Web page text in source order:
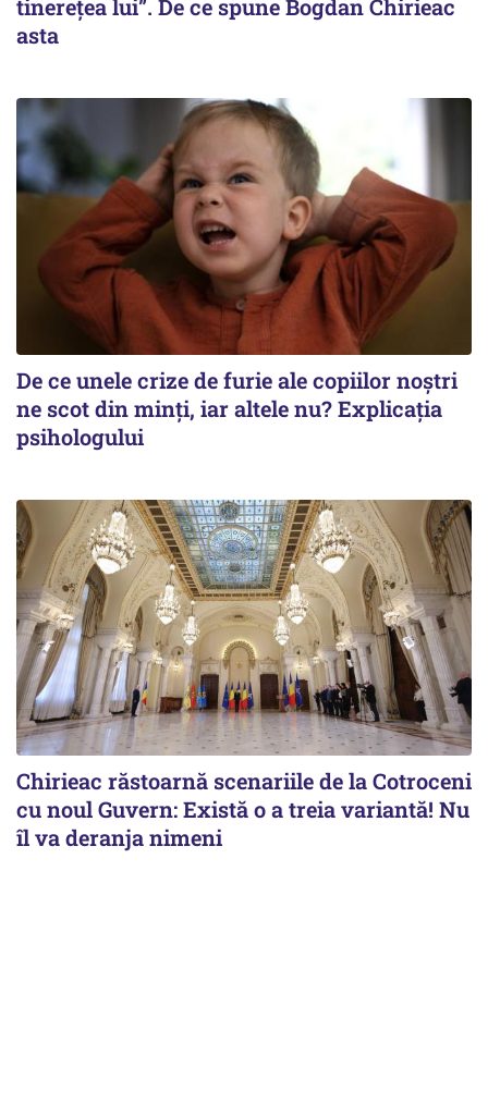
tinerețea lui”. De ce spune Bogdan Chirieac
asta
De ce unele crize de furie ale copiilor noștri
ne scot din minți, iar altele nu? Explicația
psihologului
Chirieac răstoarnă scenariile de la Cotroceni
cu noul Guvern: Există o a treia variantă! Nu
îl va deranja nimeni